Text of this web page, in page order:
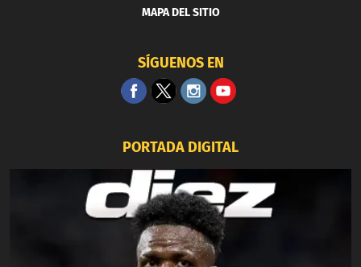
MAPA DEL SITIO
SÍGUENOS EN
PORTADA DIGITAL